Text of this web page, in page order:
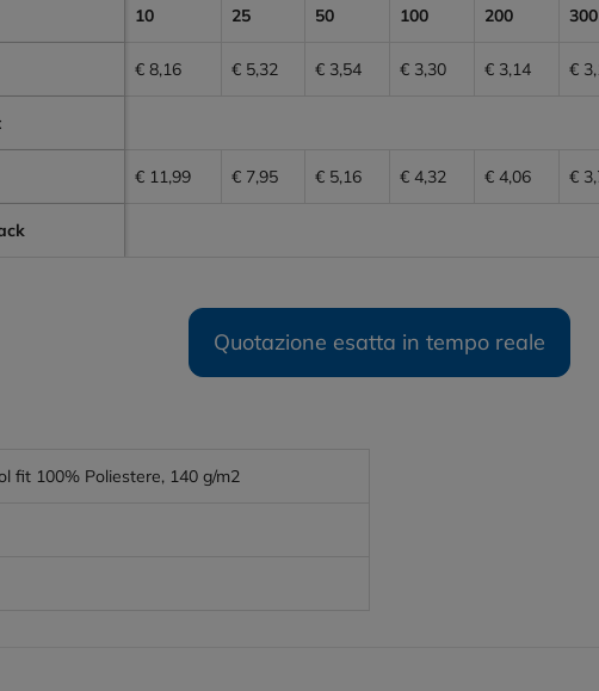
10 25 50 100 200 300
€ 8,16 € 5,32 € 3,54 € 3,30 € 3,14 €
€ 11,99 € 7,95 € 5,16 € 4,32 € 4,06 €
Quotazione esatta in tempo reale
fit 100% Poliestere, 140 g/m2